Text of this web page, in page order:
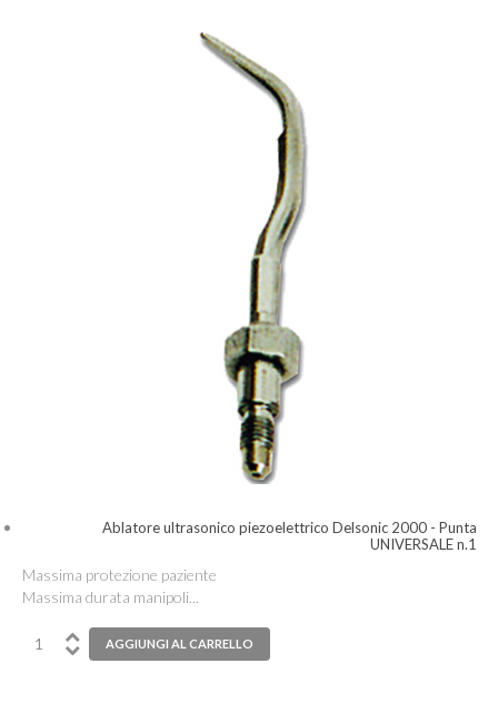
Ablatore ultrasonico piezoelettrico Delsonic 2000 - Punta
UNIVERSALE n.1
Massima protezione paziente
Massima durata manipoli...